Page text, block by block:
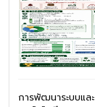
การพัฒนาระบบแล